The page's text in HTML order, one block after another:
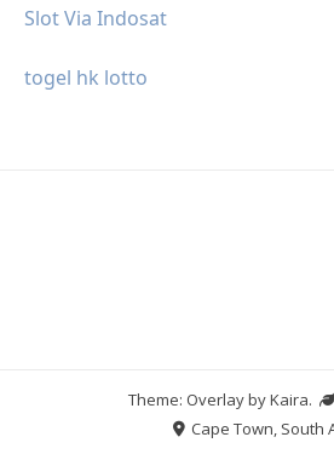
Slot Via Indosat
togel hk lotto
Theme: Overlay byKaira.
Cape Town, South